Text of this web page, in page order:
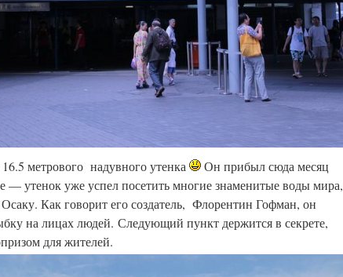
метрового надувного утенка
Он прибыл сюда месяц
— утенок уже успел посетить многие знаменитые воды мира,
Как говорит его создатель, Флорентин Гофман, он
на лицах людей. Следующий пункт держится в секрете,
для жителей.